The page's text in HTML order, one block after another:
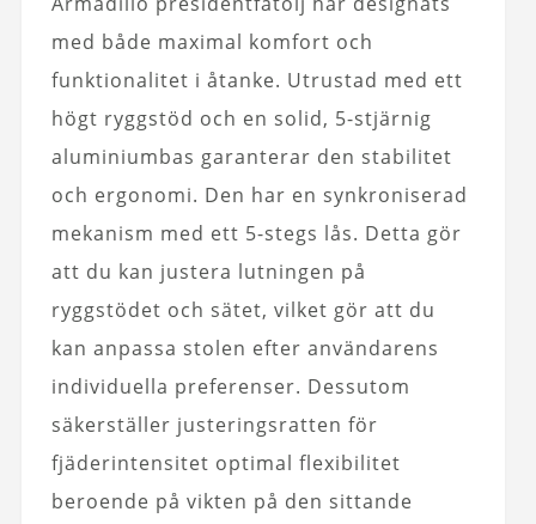
med både maximal komfort och
funktionalitet i åtanke. Utrustad med ett
högt ryggstöd och en solid, 5-stjärnig
aluminiumbas garanterar den stabilitet
och ergonomi. Den har en synkroniserad
mekanism med ett 5-stegs lås. Detta gör
att du kan justera lutningen på
ryggstödet och sätet, vilket gör att du
kan anpassa stolen efter användarens
individuella preferenser. Dessutom
säkerställer justeringsratten för
fjäderintensitet optimal flexibilitet
beroende på vikten på den sittande